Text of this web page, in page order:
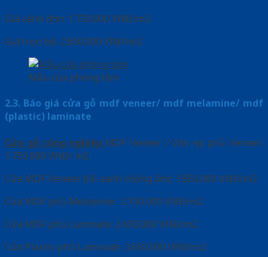
Giá cánh đơn: 1.750.000 VNĐ/m2
Giá trọn bộ: 2.850.000 VNĐ/m2
Mẫu cửa phòng tắm
2.3. Báo giá cửa gỗ mdf veneer/ mdf melamine/ mdf
(plastic) laminate
Cửa gỗ công nghiệp MDF Veneer / Ván ép phủ Veneer:
1.750.000 VNĐ/ m2
Cửa MDF Veneer (lõi xanh chống ẩm): 1.850.000 VNĐ/m2
Cửa MDF phủ Melamine: 2.150.000 VNĐ/m2
Cửa MDF phủ Laminate: 2.650.000 VNĐ/m2
Cửa Plastic phủ Laminate: 3.650.000 VNĐ/m2